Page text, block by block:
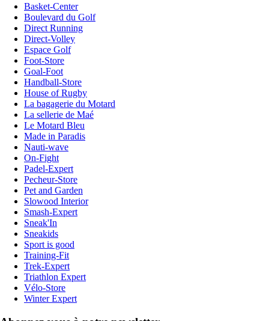
Basket-Center
Boulevard du Golf
Direct Running
Direct-Volley
Espace Golf
Foot-Store
Goal-Foot
Handball-Store
House of Rugby
La bagagerie du Motard
La sellerie de Maé
Le Motard Bleu
Made in Paradis
Nauti-wave
On-Fight
Padel-Expert
Pecheur-Store
Pet and Garden
Slowood Interior
Smash-Expert
Sneak'In
Sneakids
Sport is good
Training-Fit
Trek-Expert
Triathlon Expert
Vélo-Store
Winter Expert